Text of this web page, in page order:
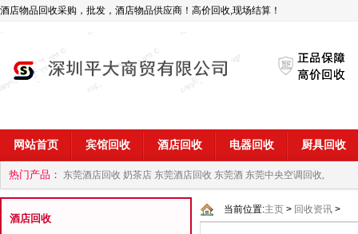
酒店物品回收采购，批发，酒店物品供应商！高价回收,现场结算！
网站首页 宾馆回收 酒店回收 电器回收 厨具回收
热门产品： 东莞酒店回收 奶茶店 东莞酒店回收 东莞酒 东莞中央空调回收,
商 深圳酒店用品回收公司
酒店回收
当前位置:主页 > 回收资讯 >